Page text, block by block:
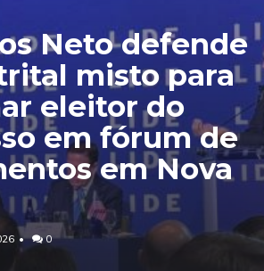
Neto defende
misto para
eleitor do
em fórum de
em Nova
0